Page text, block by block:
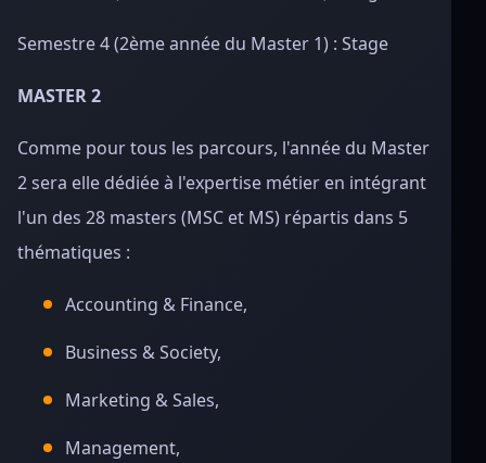
Semestre 4 (2ème année du Master 1) : Stage
MASTER 2
Comme pour tous les parcours, l'année du Master
2 sera elle dédiée à l'expertise métier en intégrant
l'un des 28 masters (MSC et MS) répartis dans 5
thématiques :
Accounting & Finance,
Business & Society,
Marketing & Sales,
Management,